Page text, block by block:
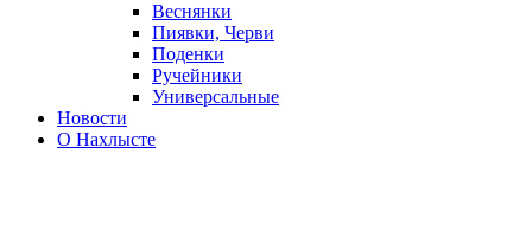
Веснянки
Пиявки, Черви
Поденки
Ручейники
Универсальные
Новости
О Нахлысте